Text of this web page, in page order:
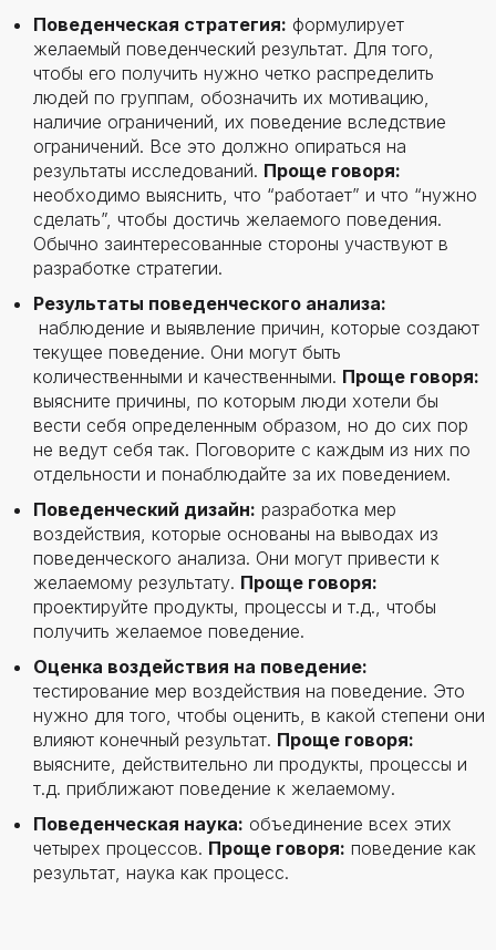
Поведенческая стратегия: формулирует
желаемый поведенческий результат. Для того,
чтобы его получить нужно четко распределить
людей по группам, обозначить их мотивацию,
наличие ограничений, их поведение вследствие
ограничений. Все это должно опираться на
результаты исследований. Проще говоря:
необходимо выяснить, что “работает” и что “нужно
сделать”, чтобы достичь желаемого поведения.
Обычно заинтересованные стороны участвуют в
разработке стратегии.
Результаты поведенческого анализа:
наблюдение и выявление причин, которые создают
текущее поведение. Они могут быть
количественными и качественными. Проще говоря:
выясните причины, по которым люди хотели бы
вести себя определенным образом, но до сих пор
не ведут себя так. Поговорите с каждым из них по
отдельности и понаблюдайте за их поведением.
Поведенческий дизайн: разработка мер
воздействия, которые основаны на выводах из
поведенческого анализа. Они могут привести к
желаемому результату. Проще говоря:
проектируйте продукты, процессы и т.д., чтобы
получить желаемое поведение.
Оценка воздействия на поведение:
тестирование мер воздействия на поведение. Это
нужно для того, чтобы оценить, в какой степени они
влияют конечный результат. Проще говоря:
выясните, действительно ли продукты, процессы и
т.д. приближают поведение к желаемому.
Поведенческая наука: объединение всех этих
четырех процессов. Проще говоря: поведение как
результат, наука как процесс.